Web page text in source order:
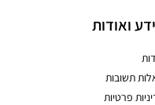
ואודות
תשובות
פרטיות